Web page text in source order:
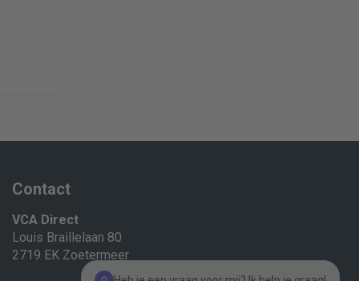
Contact
VCA Direct
Louis Braillelaan 80
2719 EK Zoetermeer